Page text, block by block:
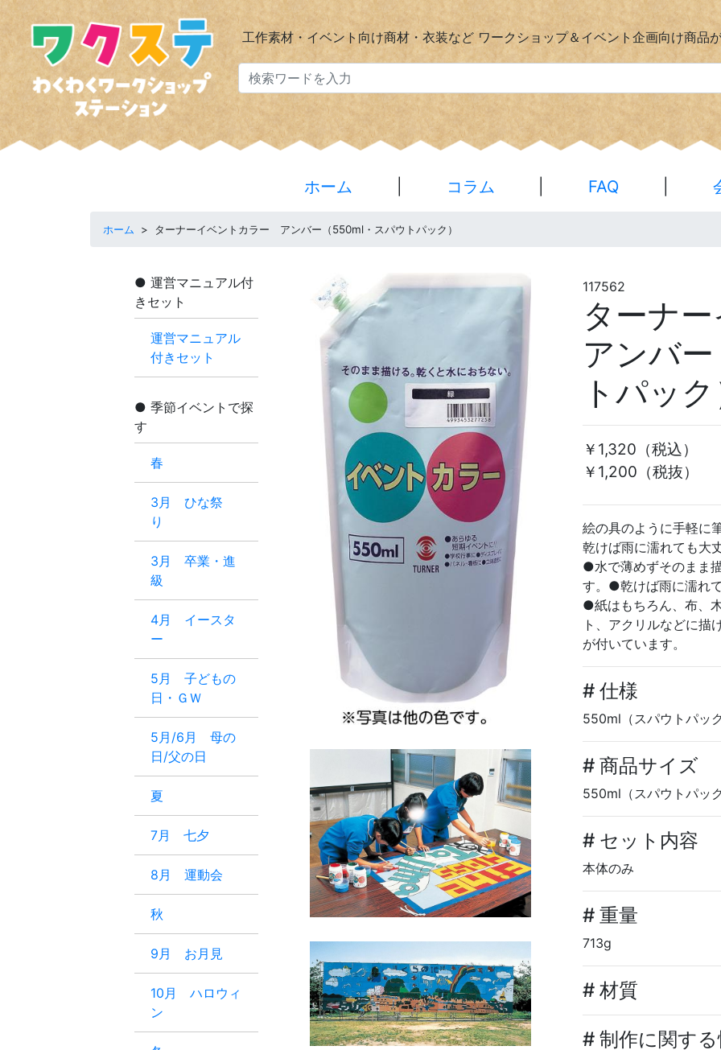
工作素材・イベント向け商材・衣装など ワークショップ＆イベント企画向け商品
ホーム コラム FAQ
ホーム > ターナーイベントカラー アンバー（550ml・スパウトパック）
運営マニュアル付
きセット
運営マニュアル
付きセット
季節イベントで探
す
春
3月 ひな祭
り
3月 卒業・進
級
4月 イースタ
ー
5月 子どもの
日・ＧＷ
5月/6月 母の
日/父の日
夏
7月 七夕
8月 運動会
秋
9月 お月見
10月 ハロウィ
ン
117562
ターナ
アンバ
トパック
￥1,320 （税込）
￥1,200（税抜）
絵の具のように手軽に
乾けば雨に濡れても大
●水で薄めずそのまま
す。●乾けば雨に濡れ
●紙はもちろん、布、
ト、アクリルなどに
が付いています。
# 仕様
550ml（スパウトパッ
# 商品サイズ
550ml（スパウトパック
# セット内容
本体のみ
# 重量
713g
# 材質
# 制作に関する